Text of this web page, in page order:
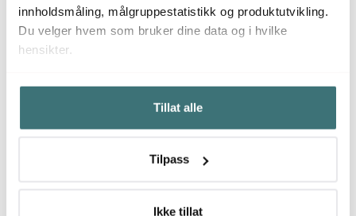
innholdsmåling, målgruppestatistikk og produktutvikling.
Du velger hvem som bruker dine data og i hvilke
hensikter.
Hvis du gir oss lov, vil vi også gjerne:
Innhente informasjon om den geografiske
beliggenheten din, som kan være nøyaktig innenfor
Identifisere enheten din ved å aktivt skanne den for
kan du lese om hvordan dine personlige
Tillat alle
Tilpass
Ikke tillat
På lager På lager
Du kanskje også liker